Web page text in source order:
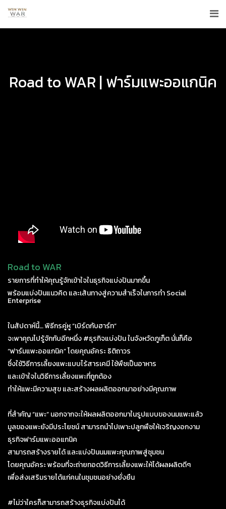
Road to WAR | ฟาร์มแพะออแกนิค
Road to WAR
รายการที่ทำให้คุณรู้จักเข้าใจในธุรกิจแบ่งปันมากขึ้น
พร้อมแบ่งปันแนวคิด และเส้นทางสู่ความสำเร็จในการทำ Social
Enterprise
ในสัปดาห์นี้… พิธีกรคู่หู “เบิร์ดกับฮาร์ท”
จะพาคุณไปรู้จักกับอีกหนึ่ง#ธุรกิจแบ่งปันในจังหวัดภูเก็ต นั่นก็คือ
“ฟาร์มแพะออแกนิค” โดยคุณอัคระ ธิติถาวร
ซึ่งใช้วิธีการเลี้ยงแพะแบบไร้สารเคมี ใช้พืชเป็นอาหาร
และเข้าใจในวิธีการเลี้ยงแพะที่ถูกต้อง
ทำให้แพะมีความสุข และสร้างผลผลิตออกมาอย่างมีคุณภาพ
ที่สำคัญ “แพะ” นอกจากจะให้ผลผลิตออกมาในรูปแบบของนมแพะแล้ว
มูลของแพะยังมีประโยชน์ สามารถนำไปเพาะปลูกพืชให้เจริญงอกงาม
ธุรกิจฟาร์มแพะออแกนิค
สามารถสร้างรายได้ และแบ่งปันนมแพะคุณภาพสู่ชุมชน
โดยคุณอัคระ พร้อมที่จะถ่ายทอดวิธีการเลี้ยงแพะให้ได้ผลผลิตดีๆ
เพื่อส่งเสริมรายได้แก่คนในชุมชนอย่างยั่งยืน
#ไม่ว่าใครก็สามารถสร้างธุรกิจแบ่งปันได้